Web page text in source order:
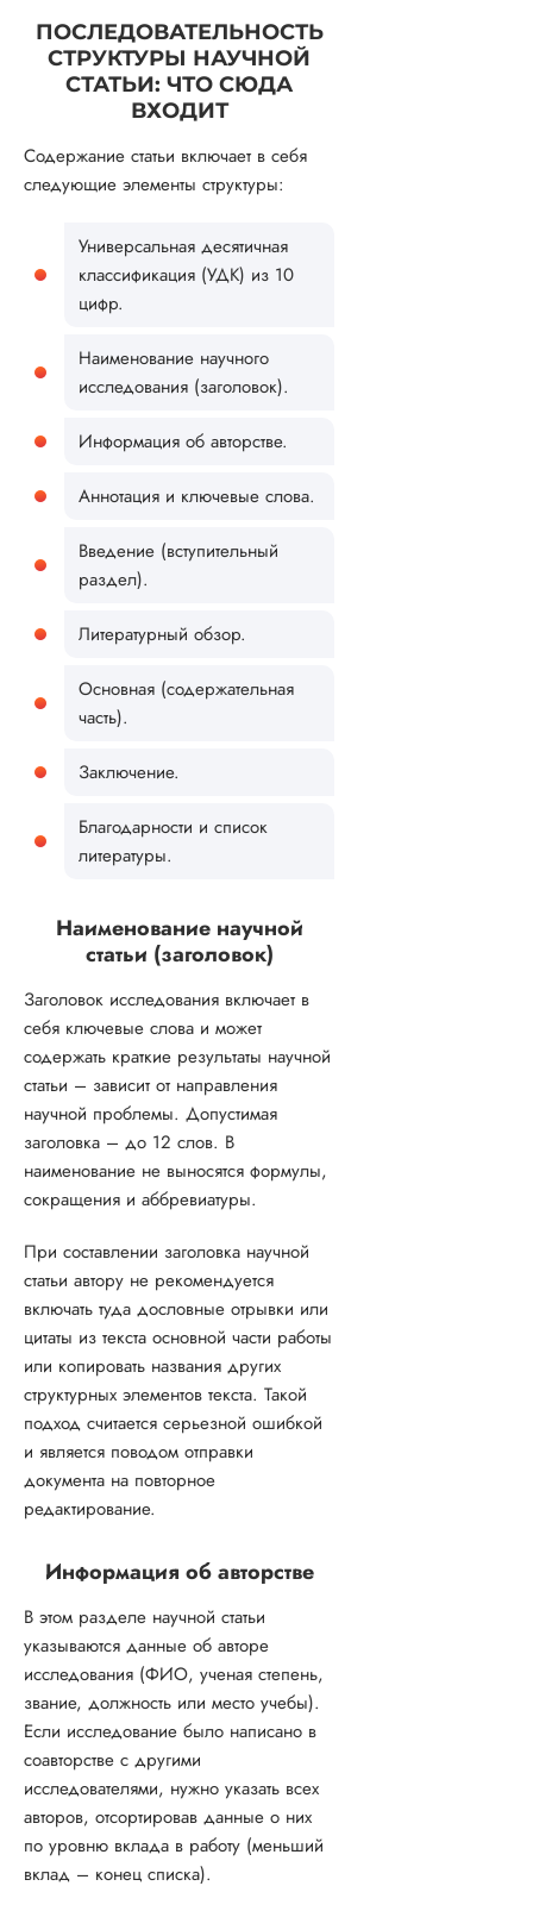
ПОСЛЕДОВАТЕЛЬНОСТЬ
СТРУКТУРЫ НАУЧНОЙ
СТАТЬИ: ЧТО СЮДА
ВХОДИТ
Содержание статьи включает в себя
следующие элементы структуры:
Универсальная десятичная
классификация (УДК) из 10
цифр.
Наименование научного
исследования (заголовок).
Информация об авторстве.
Аннотация и ключевые слова.
Введение (вступительный
раздел).
Литературный обзор.
Основная (содержательная
часть).
Заключение.
Благодарности и список
литературы.
Наименование научной
статьи (заголовок)
Заголовок исследования включает в
себя ключевые слова и может
содержать краткие результаты научной
статьи – зависит от направления
научной проблемы. Допустимая
заголовка – до 12 слов. В
наименование не выносятся формулы,
сокращения и аббревиатуры.
При составлении заголовка научной
статьи автору не рекомендуется
включать туда дословные отрывки или
цитаты из текста основной части работы
или копировать названия других
структурных элементов текста. Такой
подход считается серьезной ошибкой
и является поводом отправки
документа на повторное
редактирование.
Информация об авторстве
В этом разделе научной статьи
указываются данные об авторе
исследования (ФИО, ученая степень,
звание, должность или место учебы).
Если исследование было написано в
соавторстве с другими
исследователями, нужно указать всех
авторов, отсортировав данные о них
по уровню вклада в работу (меньший
вклад – конец списка).